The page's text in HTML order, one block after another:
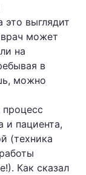
это выглядит
может
на
в
можно
процесс
и пациента,
(техника
Как сказал